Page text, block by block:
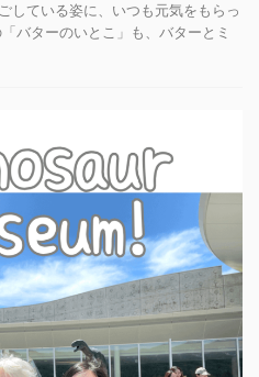
している姿に、いつも元気をもらっ
バターのいとこ」も、バターとミ